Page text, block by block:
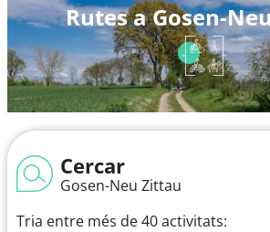
Rutes a Gosen-
Cercar
Gosen-Neu Zittau
Tria entre més de 40 activitats: